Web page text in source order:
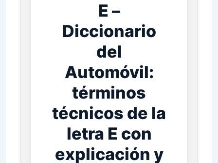
E –
Diccionario
del
Automóvil:
términos
técnicos de la
letra E con
explicación y